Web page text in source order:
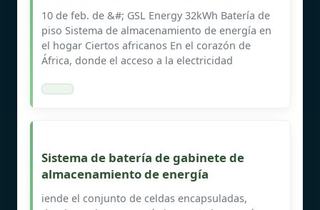
10 de feb. de &#; GSL Energy 32kWh Batería de
piso Sistema de almacenamiento de energía en
el hogar Ciertos africanos En el corazón de
África, donde el acceso a la electricidad
Sistema de batería de gabinete de
almacenamiento de energía
iende el conjunto de celdas encapsuladas,